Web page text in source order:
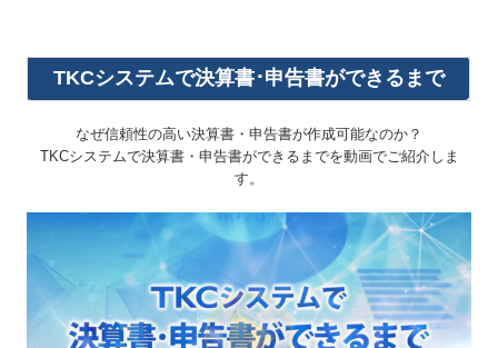
TKCシステムで決算書･申告書ができるまで
なぜ信頼性の高い決算書・申告書が作成可能なのか？
TKCシステムで決算書・申告書ができるまでを動画でご紹介しま
す。